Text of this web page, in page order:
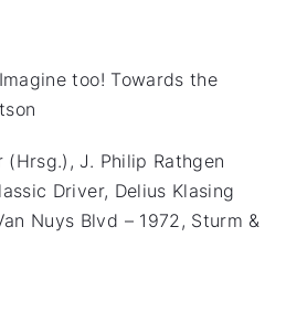
too! Towards the
(Hrsg.), J. Philip Rathgen
Driver, Delius Klasing
Nuys Blvd – 1972, Sturm &